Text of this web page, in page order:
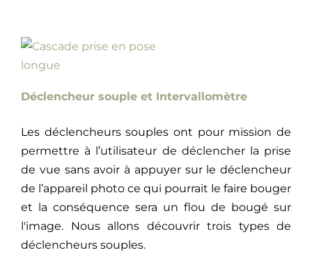
Déclencheur souple et Intervallomètre
Les déclencheurs souples ont pour mission de
permettre à l’utilisateur de déclencher la prise
de vue sans avoir à appuyer sur le déclencheur
de l’appareil photo ce qui pourrait le faire bouger
et la conséquence sera un flou de bougé sur
l'image. Nous allons découvrir trois types de
déclencheurs souples.